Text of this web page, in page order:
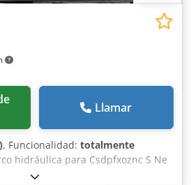
Llamar
, Funcionalidad: totalmente
hidráulica para Csdpfxoznc S Ne
Longitud de la hoja: 550 mm